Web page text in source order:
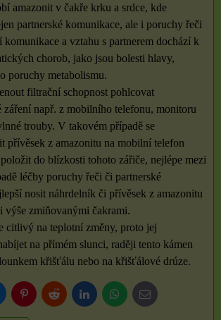
amazonit v čakře krku a srdce, kde
partnerské komunikace, ale i poruchy řeči
komunikace a vztahu s partnerem dochází k
chorob, jako jsou bolesti hlavy,
poruchy metabolismu.
filtrační schopnost pohlcovat
záření např. z mobilního telefonu, monitoru
trouby. V takovém případě se
přívěsek z amazonitu na mobilní telefon
do blízkosti tohoto zářiče, nejlépe mezi
léčby poruchy řeči či partnerské
nosit náhrdelník či přívěsek z amazonitu
výše zmiňovanými čakrami.
citlivý na teplotní změny, proto jej
na přímém slunci, raději tento kámen
křišťálu nebo na křišťálové drúze.
PinterestReddit LinkedInWhatsApp
E-
mail